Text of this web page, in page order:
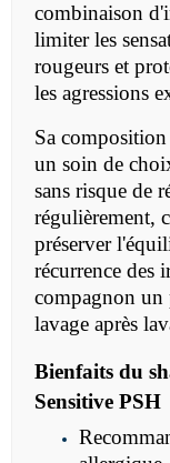
combinaison
limiter les
rougeurs et
les agressions
Sa
un soin de
sans risque de
régulièrement,
préserver
récurrence des
compagnon un
lavage après
Bienfaits du
Sensitive PSH